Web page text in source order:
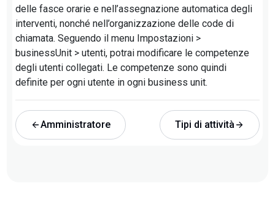
delle fasce orarie e nell’assegnazione automatica degli
interventi, nonché nell’organizzazione delle code di
chiamata. Seguendo il menu Impostazioni >
businessUnit > utenti, potrai modificare le competenze
degli utenti collegati. Le competenze sono quindi
definite per ogni utente in ogni business unit.
Amministratore Tipi di attività